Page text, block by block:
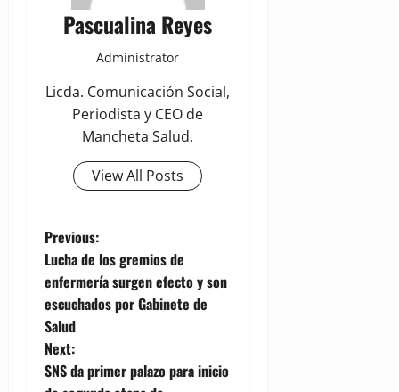
Pascualina Reyes
Administrator
Licda. Comunicación Social,
Periodista y CEO de
Mancheta Salud.
View All Posts
P
o
s
t
Previous:
Lucha de los gremios de
enfermería surgen efecto y son
escuchados por Gabinete de
Salud
Next:
SNS da primer palazo para inicio